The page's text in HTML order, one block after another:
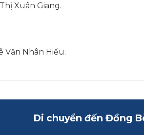
Xuân Giang.
Văn Nhân Hiếu.
Di chuyển đến Đồng